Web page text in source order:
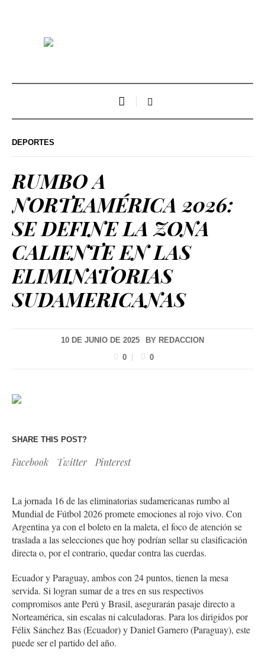
DEPORTES
RUMBO A
NORTEAMÉRICA 2026:
SE DEFINE LA ZONA
CALIENTE EN LAS
ELIMINATORIAS
SUDAMERICANAS
10 DE JUNIO DE 2025 BY REDACCION
0
0
SHARE THIS POST?
Facebook Twitter Pinterest
La jornada 16 de las eliminatorias sudamericanas rumbo al
Mundial de Fútbol 2026 promete emociones al rojo vivo. Con
Argentina ya con el boleto en la maleta, el foco de atención se
traslada a las selecciones que hoy podrían sellar su clasificación
directa o, por el contrario, quedar contra las cuerdas.
Ecuador y Paraguay, ambos con 24 puntos, tienen la mesa
servida. Si logran sumar de a tres en sus respectivos
compromisos ante Perú y Brasil, asegurarán pasaje directo a
Norteamérica, sin escalas ni calculadoras. Para los dirigidos por
Félix Sánchez Bas (Ecuador) y Daniel Garnero (Paraguay), este
puede ser el partido del año.